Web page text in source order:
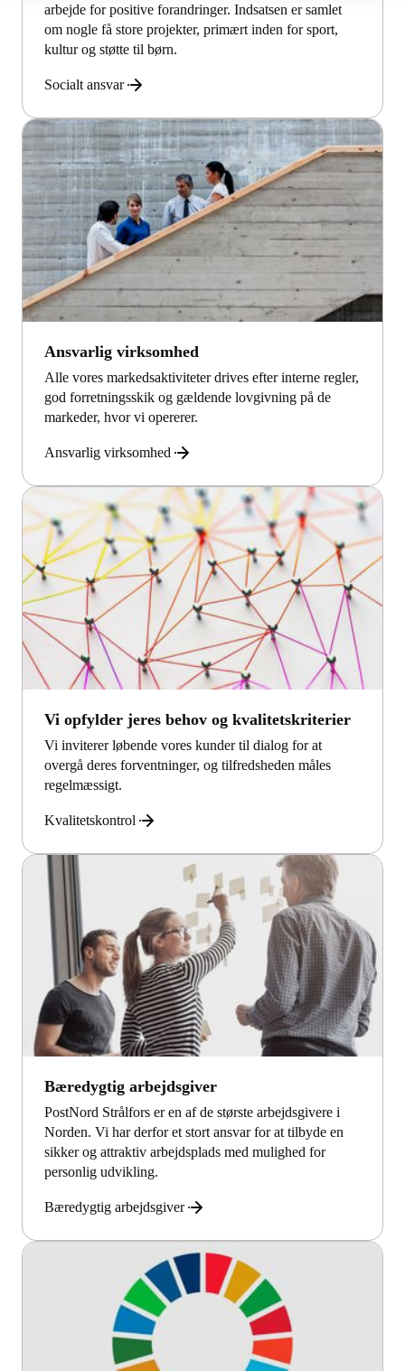
arbejde for positive forandringer. Indsatsen er samlet
om nogle få store projekter, primært inden for sport,
kultur og støtte til børn.
Socialt ansvar
Ansvarlig virksomhed
Alle vores markedsaktiviteter drives efter interne regler,
god forretningsskik og gældende lovgivning på de
markeder, hvor vi opererer.
Ansvarlig virksomhed
Vi opfylder jeres behov og kvalitetskriterier
Vi inviterer løbende vores kunder til dialog for at
overgå deres forventninger, og tilfredsheden måles
regelmæssigt.
Kvalitetskontrol
Bæredygtig arbejdsgiver
PostNord Strålfors er en af de største arbejdsgivere i
Norden. Vi har derfor et stort ansvar for at tilbyde en
sikker og attraktiv arbejdsplads med mulighed for
personlig udvikling.
Bæredygtig arbejdsgiver